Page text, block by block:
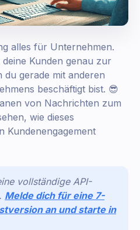
alles für Unternehmen.
Kunden genau zur
du gerade mit anderen
beschäftigt bist. 😎
von Nachrichten zum
wie dieses
Kundenengagement
vollständige API-
Melde dich für eine 7-
an und starte in